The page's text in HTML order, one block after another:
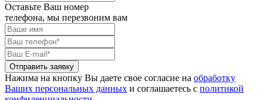
Оставьте Ваш номер
телефона, мы перезвоним вам
Отправить заявку
Нажима на кнопку Вы даете свое согласие на обработку
Ваших персональных данных и соглашаетесь с политикой